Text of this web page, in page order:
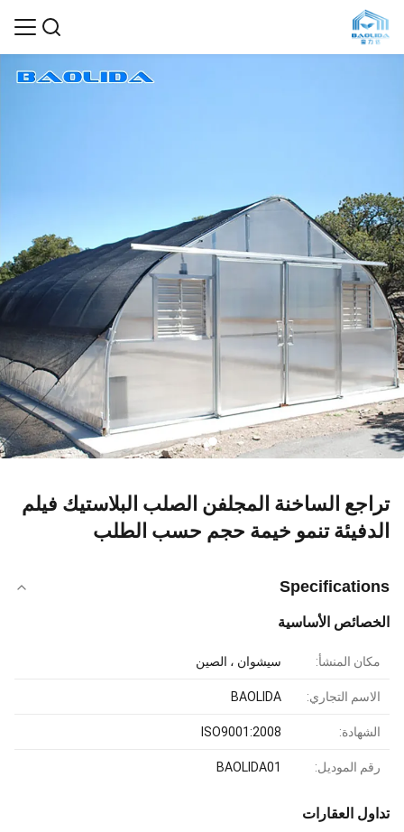
تراجع الساخنة المجلفن الصلب البلاستيك فيلم
الدفيئة تنمو خيمة حجم حسب الطلب
Specifications
الخصائص الأساسية
مكان المنشأ: سيشوان ، الصين
الاسم التجاري: BAOLIDA
الشهادة: ISO9001:2008
رقم الموديل: BAOLIDA01
تداول العقارات